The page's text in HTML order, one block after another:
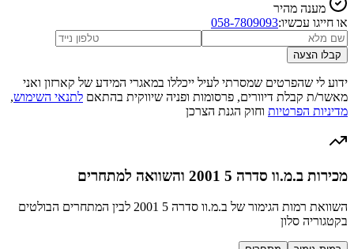
מענה מהיר
או חייגו עכשיו:058-7809093
קבלו הצעה
ידוע לי שהפרטים שמסרתי לעיל ייכללו במאגרי המידע של קארזון ואני
מאשר/ת קבלת דיוורים, פרסומות ופניה שיווקית בהתאם לתנאי השימוש,
מדיניות הפרטיות וחוק הגנת הצרכן
מכירות ב.מ.וו סדרה 5 2001 והשוואה למתחרים
השוואת רמות הגימור של ב.מ.וו סדרה 5 2001 לבין המתחרים הבולטים
בקטגוריה סלון